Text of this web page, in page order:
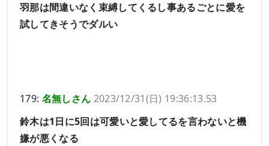
羽那は間違いなく束縛してくるし事あるごとに愛を
試してきそうでダルい
179: 名無しさん 2023/12/31(日) 19:36:13.53
鈴木は1日に5回は可愛いと愛してるを言わないと機
嫌が悪くなる